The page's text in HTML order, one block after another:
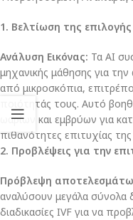
1. Βελτίωση της
Ανάλυση Εικόνας: Τα AI
μηχανικής μάθησης για
από μικροσκόπια,
ποιότητάς τους. Αυτό
ωαρίων και εμβρύων για
πιθανότητες επιτυχίας
2. Προβλέψεις για την
Πρόβλεψη
αναλύσουν μεγάλα
διαδικασίες IVF για να